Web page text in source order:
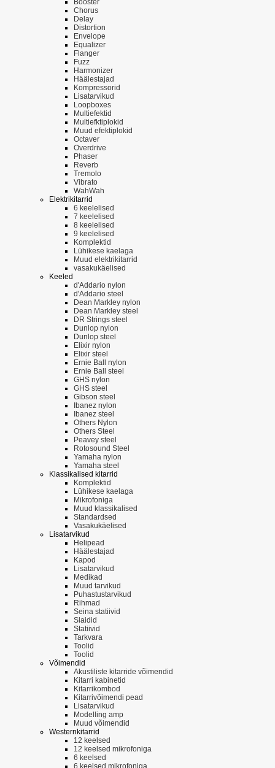
Booster
Chorus
Delay
Distortion
Envelope
Equalizer
Flanger
Fuzz
Harmonizer
Häälestajad
Kompressorid
Lisatarvikud
Loopboxes
Multiefektid
Multiefktiplokid
Muud efektiplokid
Octaver
Overdrive
Phaser
Reverb
Tremolo
Vibrato
WahWah
Elektrikitarrid
6 keelelised
7 keelelised
8 keelelised
9 keelelised
Komplektid
Lühikese kaelaga
Muud elektrikitarrid
vasakukäelised
Keeled
d'Addario nylon
d'Addario steel
Dean Markley nylon
Dean Markley steel
DR Strings steel
Dunlop nylon
Dunlop steel
Elixir nylon
Elixir steel
Ernie Ball nylon
Ernie Ball steel
GHS nylon
GHS steel
Gibson steel
Ibanez nylon
Ibanez steel
Others Nylon
Others Steel
Peavey steel
Rotosound Steel
Yamaha nylon
Yamaha steel
Klassikalised kitarrid
Komplektid
Lühikese kaelaga
Mikrofoniga
Muud klassikalised
Standardsed
Vasakukäelised
Lisatarvikud
Helipead
Häälestajad
Kapod
Lisatarvikud
Medikad
Muud tarvikud
Puhastustarvikud
Rihmad
Seina statiivid
Slaidid
Statiivid
Tarkvara
Toolid
Toolid
Võimendid
Akustiliste kitarride võimendid
Kitarri kabinetid
Kitarrikombod
Kitarrivõimendi pead
Lisatarvikud
Modelling amp
Muud võimendid
Westernkitarrid
12 keelsed
12 keelsed mikrofoniga
6 keelsed
6 keelsed mikrofoniga